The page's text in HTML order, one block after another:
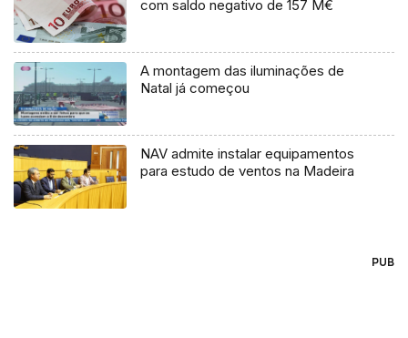
com saldo negativo de 157 M€
A montagem das iluminações de
Natal já começou
NAV admite instalar equipamentos
para estudo de ventos na Madeira
PUB